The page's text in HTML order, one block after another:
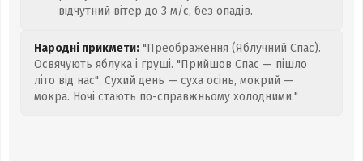
відчутний вітер до 3 м/с, без опадів.
Народні прикмети: "Преображення (Яблучний Спас).
Освячують яблука і груші. "Прийшов Спас — пішло
літо від нас". Сухий день — суха осінь, мокрий —
мокра. Ночі стають по-справжньому холодними."